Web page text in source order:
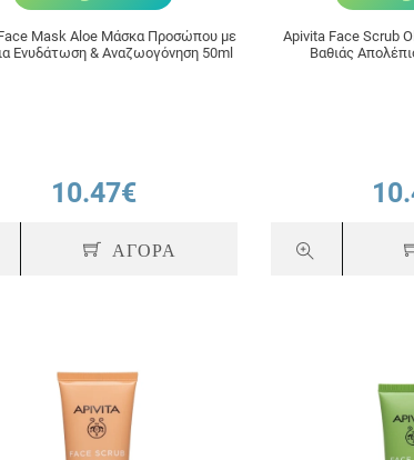
Mask Aloe Μάσκα Προσώπου με
Ενυδάτωση & Αναζωογόνηση 50ml
10.47€
ΑΓΟΡΑ
Apivita Face Scrub
Βαθιάς